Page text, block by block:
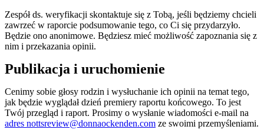
Zespół ds. weryfikacji skontaktuje się z Tobą, jeśli będziemy chcieli
zawrzeć w raporcie podsumowanie tego, co Ci się przydarzyło.
Będzie ono anonimowe. Będziesz mieć możliwość zapoznania się z
nim i przekazania opinii.
Publikacja i uruchomienie
Cenimy sobie głosy rodzin i wysłuchanie ich opinii na temat tego,
jak będzie wyglądał dzień premiery raportu końcowego. To jest
Twój przegląd i raport. Prosimy o wysłanie wiadomości e-mail na
adres nottsreview@donnaockenden.com ze swoimi przemyśleniami.